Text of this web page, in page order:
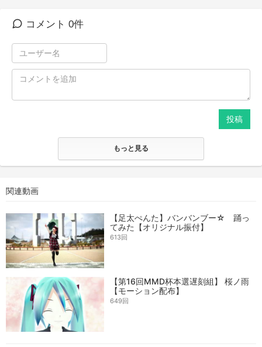
コメント 0件
投稿
もっと見る
関連動画
【足太ぺんた】バンバンブー☆ 踊っ
てみた【オリジナル振付】
613回
【第16回MMD杯本選遅刻組】 桜ノ雨
【モーション配布】
649回